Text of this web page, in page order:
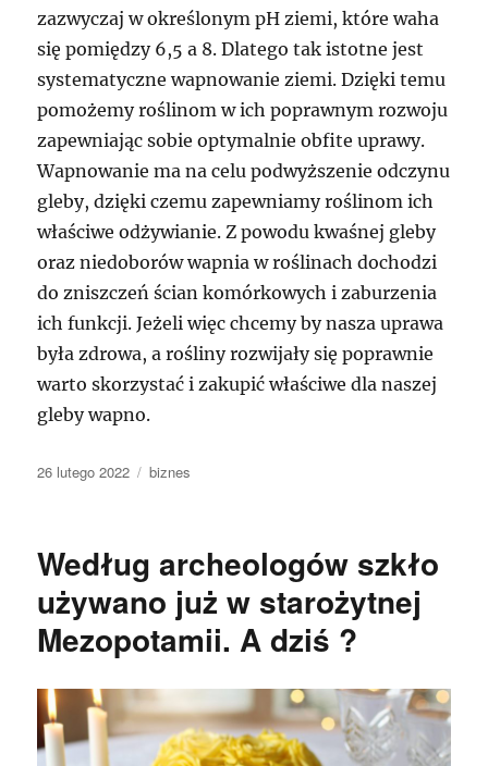
zazwyczaj w określonym pH ziemi, które waha
się pomiędzy 6,5 a 8. Dlatego tak istotne jest
systematyczne wapnowanie ziemi. Dzięki temu
pomożemy roślinom w ich poprawnym rozwoju
zapewniając sobie optymalnie obfite uprawy.
Wapnowanie ma na celu podwyższenie odczynu
gleby, dzięki czemu zapewniamy roślinom ich
właściwe odżywianie. Z powodu kwaśnej gleby
oraz niedoborów wapnia w roślinach dochodzi
do zniszczeń ścian komórkowych i zaburzenia
ich funkcji. Jeżeli więc chcemy by nasza uprawa
była zdrowa, a rośliny rozwijały się poprawnie
warto skorzystać i zakupić właściwe dla naszej
gleby wapno.
Data
26 lutego 2022 Kategorie
biznes
Według archeologów szkło
używano już w starożytnej
Mezopotamii. A dziś ?